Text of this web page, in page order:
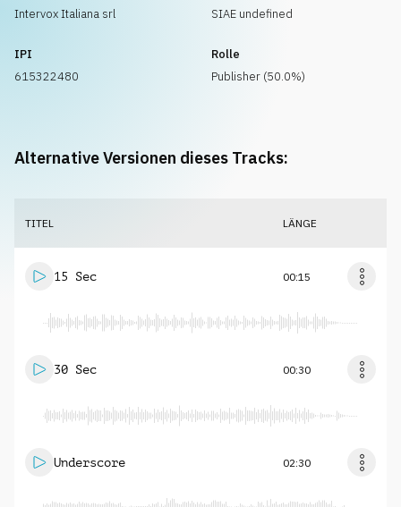
Intervox Italiana srl
SIAE undefined
IPI
615322480
Rolle
Publisher (50.0%)
Alternative Versionen dieses Tracks:
TITEL LÄNGE
15 Sec 00:15
30 Sec 00:30
Underscore 02:30